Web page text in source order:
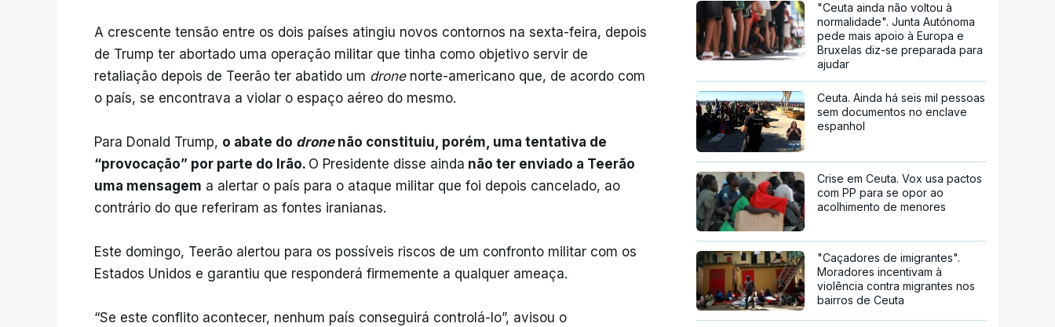
A crescente tensão entre os dois países atingiu novos contornos na sexta-feira, depois
de Trump ter abortado uma operação militar que tinha como objetivo servir de
retaliação depois de Teerão ter abatido um drone norte-americano que, de acordo com
o país, se encontrava a violar o espaço aéreo do mesmo.
Para Donald Trump, o abate do drone não constituiu, porém, uma tentativa de
“provocação” por parte do Irão. O Presidente disse ainda não ter enviado a Teerão
uma mensagem a alertar o país para o ataque militar que foi depois cancelado, ao
contrário do que referiram as fontes iranianas.
Este domingo, Teerão alertou para os possíveis riscos de um confronto militar com os
Estados Unidos e garantiu que responderá firmemente a qualquer ameaça.
“Se este conflito acontecer, nenhum país conseguirá controlá-lo”, avisou o
"Ceuta ainda não voltou à
normalidade". Junta Autónoma
pede mais apoio à Europa e
Bruxelas diz-se preparada para
ajudar
Ceuta. Ainda há seis mil pessoas
sem documentos no enclave
espanhol
Crise em Ceuta. Vox usa pactos
com PP para se opor ao
acolhimento de menores
"Caçadores de imigrantes".
Moradores incentivam à
violência contra migrantes nos
bairros de Ceuta